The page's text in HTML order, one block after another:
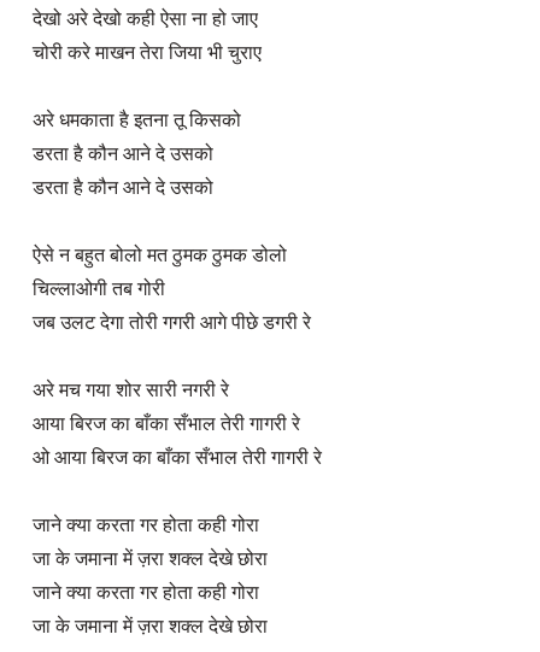
देखो अरे देखो कही ऐसा ना हो जाए
चोरी करे माखन तेरा जिया भी चुराए
अरे धमकाता है इतना तू किसको
डरता है कौन आने दे उसको
डरता है कौन आने दे उसको
ऐसे न बहुत बोलो मत ठुमक ठुमक डोलो
चिल्लाओगी तब गोरी
जब उलट देगा तोरी गगरी आगे पीछे डगरी रे
अरे मच गया शोर सारी नगरी रे
आया बिरज का बाँका सँभाल तेरी गागरी रे
ओ आया बिरज का बाँका सँभाल तेरी गागरी रे
जाने क्या करता गर होता कही गोरा
जा के जमाना में ज़रा शक्ल देखे छोरा
जाने क्या करता गर होता कही गोरा
जा के जमाना में ज़रा शक्ल देखे छोरा